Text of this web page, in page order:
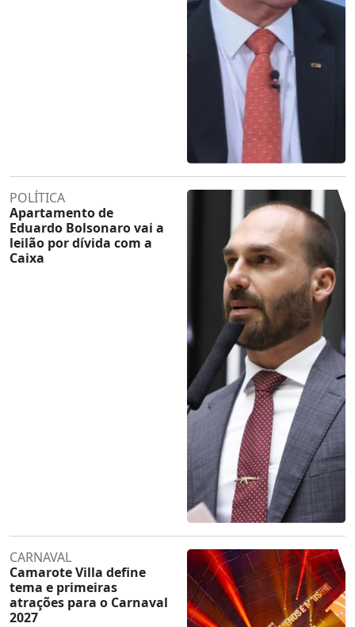
POLÍTICA
Apartamento de
Eduardo Bolsonaro vai a
leilão por dívida com a
Caixa
CARNAVAL
Camarote Villa define
tema e primeiras
atrações para o Carnaval
2027